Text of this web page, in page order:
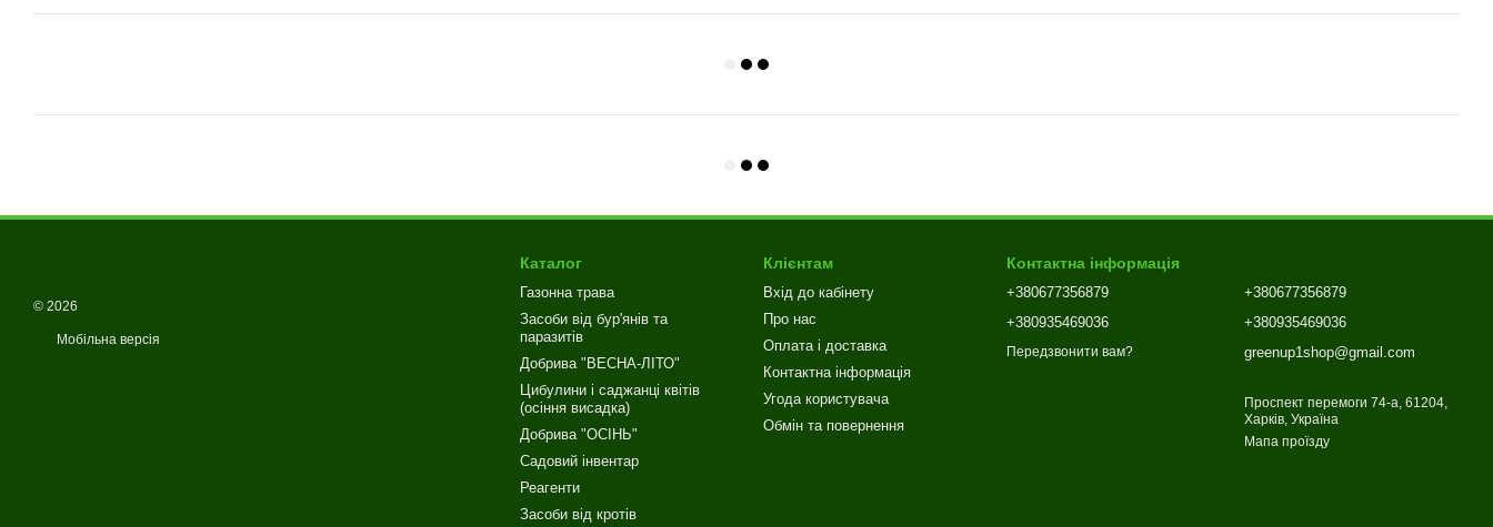
© 2026
Мобільна версія
Каталог
Газонна трава
Засоби від бур'янів та
паразитів
Добрива "ВЕСНА-ЛІТО"
Цибулини і саджанці квітів
(осіння висадка)
Добрива "ОСІНЬ"
Садовий інвентар
Реагенти
Засоби від кротів
Клієнтам
Вхід до кабінету
Про нас
Оплата і доставка
Контактна інформація
Угода користувача
Обмін та повернення
Контактна інформація
+380677356879
+380935469036
Передзвонити вам?
+380677356879
+380935469036
greenup1shop@gmail.com
Проспект перемоги 74-а, 61204,
Харків, Україна
Мапа проїзду